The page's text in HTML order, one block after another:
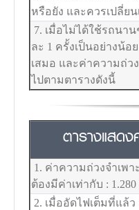
หรือยัง และควรเปลี่ย
7. เมื่อไม่ได้ใช้รถนา
ละ 1 ครั้งเป็นอย่างน้อ
เสมอ และค่าความถ่ว
ไปตามตารางดังนี้
ตารางแสดง
1. ค่าความถ่วงจำเพ
ต้องมีค่าเท่ากับ : 1.280
2. เมื่ออัดไฟเต็มที่แล้